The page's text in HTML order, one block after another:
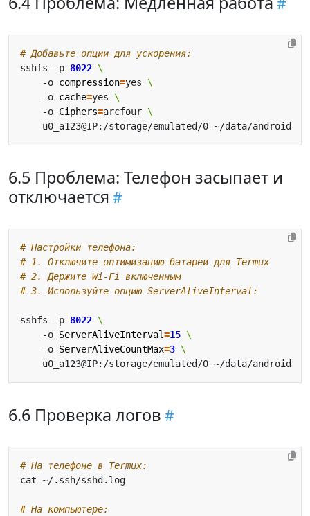
# Добавьте опции для ускорения:
sshfs -p 8022
    -o
compression=yes
    -o
cache=yes
    -o
Ciphers=arcfour
6.5 Проблема: Телефон засыпает и
отключается
# Настройки телефона:
# 1. Отключите оптимизацию батареи для Termux
# 2. Держите Wi-Fi включенным
# 3. Используйте опцию ServerAliveInterval:
sshfs -p 8022
    -o
ServerAliveInterval=15
    -o
ServerAliveCountMax=3
6.6 Проверка логов
# На телефоне в Termux:
# На компьютере: